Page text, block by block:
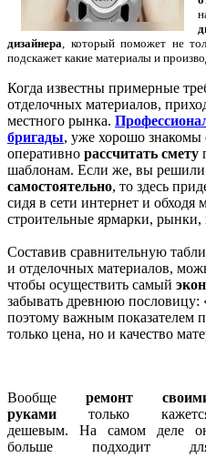
дизайнера, который поможет не
подскажет какие материалы и
Когда известны примерные
отделочных материалов,
местного рынка.
бригады, уже хорошо
оперативно рассчитать смету
шаблонам. Если же, вы решили
самостоятельно, то здесь
сидя в сети интернет и обходя
строительные ярмарки,
Составив сравнительную
и отделочных материалов,
чтобы осуществить самый
забывать древнюю пословицу:
поэтому важным показателем
только цена, но и качество
Вообще ремонт
руками только
дешевым. На самом деле
больше подходит